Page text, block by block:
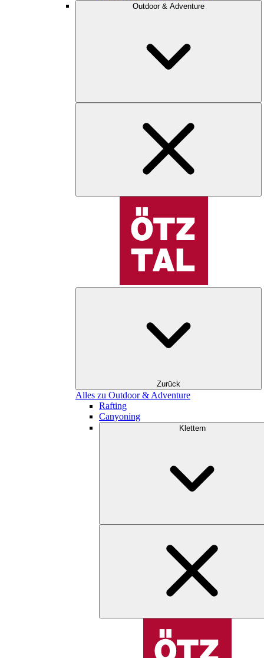
Outdoor & Adventure
Zurück
Alles zu Outdoor & Adventure
Rafting
Canyoning
Klettern